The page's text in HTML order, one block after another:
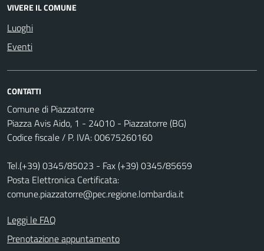
VIVERE IL COMUNE
Luoghi
Eventi
CONTATTI
Comune di Piazzatorre
Piazza Avis Aido, 1 - 24010 - Piazzatorre (BG)
Codice fiscale / P. IVA: 00675260160
Tel.(+39) 0345/85023 - Fax (+39) 0345/85659
Posta Elettronica Certificata:
comune.piazzatorre@pec.regione.lombardia.it
Leggi le FAQ
Prenotazione appuntamento